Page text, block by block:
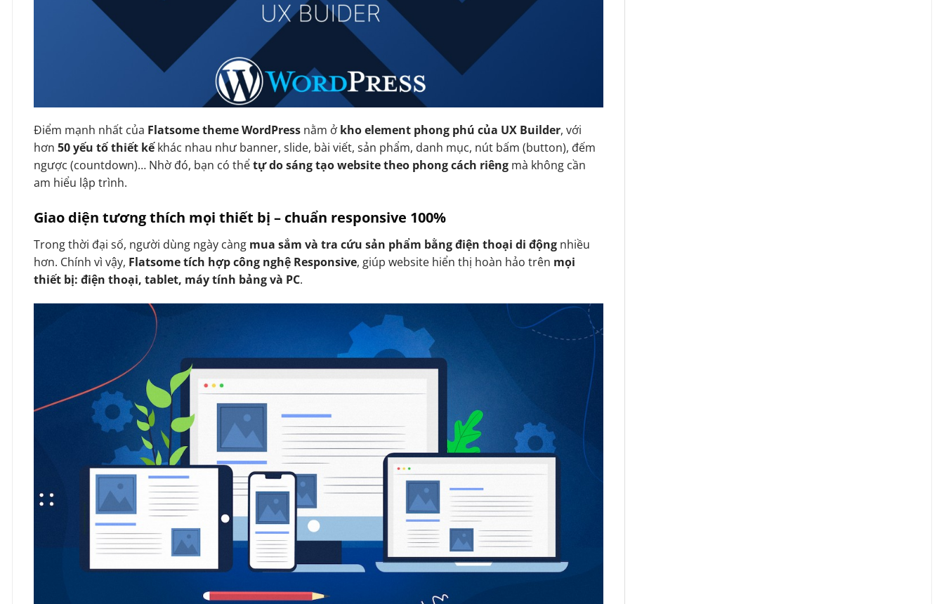
Điểm mạnh nhất của Flatsome theme WordPress nằm ở kho element phong phú của UX Builder, với
hơn 50 yếu tố thiết kếkhác nhau như banner, slide, bài viết, sản phẩm, danh mục, nút bấm (button), đếm
ngược (countdown)… Nhờ đó, bạn có thểtự do sáng tạo website theo phong cách riêng mà không cần
am hiểu lập trình.
Giao diện tương thích mọi thiết bị – chuẩn responsive 100%
Trong thời đại số, người dùng ngày càng mua sắm và tra cứu sản phẩm bằng điện thoại di động nhiều
hơn. Chính vì vậy, Flatsome tích hợp công nghệ Responsive, giúp website hiển thị hoàn hảo trên mọi
thiết bị: điện thoại, tablet, máy tính bảng và PC.